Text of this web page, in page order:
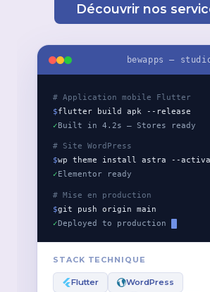
Découvrir nos
bewapps —
# Application mobile Flutter
$flutter build apk --release
✓Built in 4.2s — Stores ready
# Site WordPress
$wp theme install astra --
✓ Elementor ready
# Mise en production
$git push origin main
✓Deployed to production
STACK TECHNIQUE
Flutter WordPress